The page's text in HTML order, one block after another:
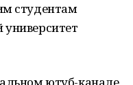
студентам